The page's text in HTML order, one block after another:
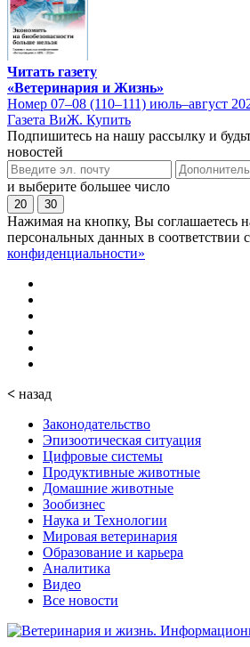
Читать газету
«Ветеринария и Жизнь»
Номер 07–08 (110–111) июль–август
Газета ВиЖ. Купить
Подпишитесь на нашу рассылку и
новостей
и выберите большее число
20 30
Нажимая на кнопку, Вы соглашаетесь
персональных данных в соответствии с
конфиденциальности»
< назад
Законодательство
Эпизоотическая ситуация
Цифровые системы
Продуктивные животные
Домашние животные
Зообизнес
Наука и Технологии
Мировая ветеринария
Образование и карьера
Аналитика
Видео
Все новости